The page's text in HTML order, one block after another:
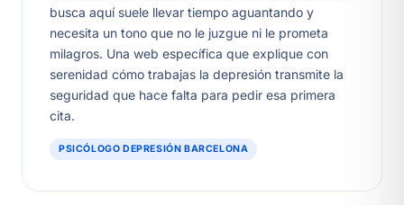
busca aquí suele llevar tiempo aguantando y
necesita un tono que no le juzgue ni le prometa
milagros. Una web específica que explique con
serenidad cómo trabajas la depresión transmite la
seguridad que hace falta para pedir esa primera
cita.
PSICÓLOGO DEPRESIÓN BARCELONA